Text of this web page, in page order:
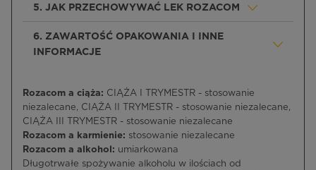
5. JAK PRZECHOWYWAĆ LEK ROZACOM
6. ZAWARTOŚĆ OPAKOWANIA I INNE
INFORMACJE
Rozacom a ciąża: CIĄŻA I TRYMESTR - stosowanie
niezalecane, CIĄŻA II TRYMESTR - stosowanie niezalecane,
CIĄŻA III TRYMESTR - stosowanie niezalecane
Rozacom a karmienie: stosowanie niezalecane
Rozacom a alkohol: umiarkowana
Długotrwałe spożywanie alkoholu w ilościach od